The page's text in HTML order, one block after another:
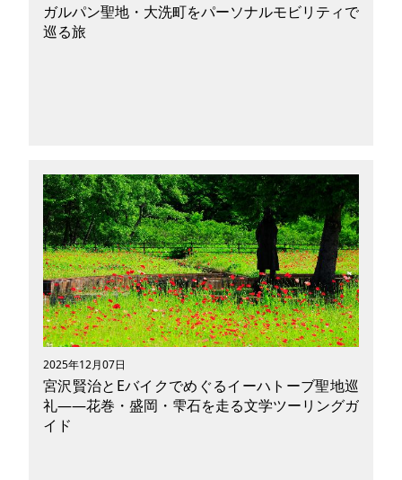
ガルパン聖地・大洗町をパーソナルモビリティで
巡る旅
ガルパンの舞台となった茨城県大洗町は、町全体
が作品世界と重なり合う少し特別な聖地です。海
辺や昔ながらの通り、大洗磯前神社などをパーソ
ナルモビリティや電動モビリティで巡ると、アニ
メ『ガールズ＆パンツァー』のシーンと現実の街
並みが静かに重なっていきます。本記事では、ガ
ルパンと大洗の関係やモビリティでの回り方、訪
れるファンと住民との心地よい距離感をていねい
にご紹介します。
2025年12月07日
宮沢賢治とEバイクでめぐるイーハトーブ聖地巡
礼――花巻・盛岡・雫石を走る文学ツーリングガ
イド